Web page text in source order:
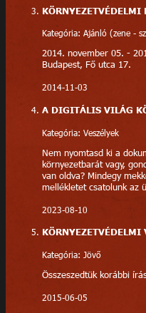
Kategória: Ajánló (zene -
2014. november 05. -
Budapest, Fő utca 17.
2014-11-03
A DIGITÁLIS VILÁG
Kategória: Veszélyek
Nem nyomtasd ki a
környezetbarát vagy,
van oldva? Mindegy
mellékletet csatolunk az
2023-08-10
KÖRNYEZETVÉDELMI
Kategória: Jövő
Összeszedtük korábbi
2015-06-05